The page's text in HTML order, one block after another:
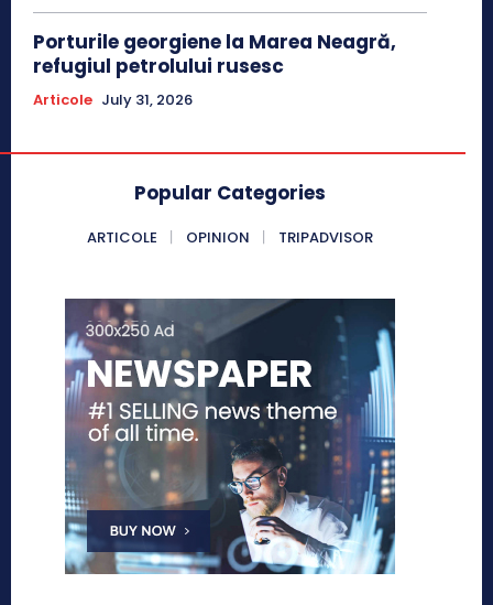
Porturile georgiene la Marea Neagră,
refugiul petrolului rusesc
Articole July 31, 2026
Popular Categories
ARTICOLE OPINION TRIPADVISOR